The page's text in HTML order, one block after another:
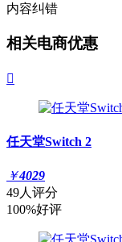
内容纠错
相关电商优惠

任天堂Switch 2
￥4029
49人评分
100%好评